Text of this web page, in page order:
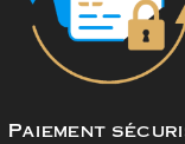
Paiement